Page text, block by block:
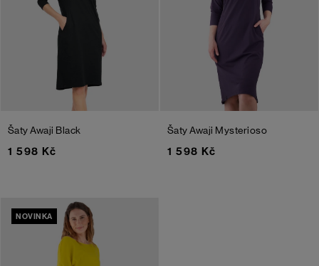
Šaty Awaji Black
1 598 Kč
Šaty Awaji Mysterioso
1 598 Kč
NOVINKA